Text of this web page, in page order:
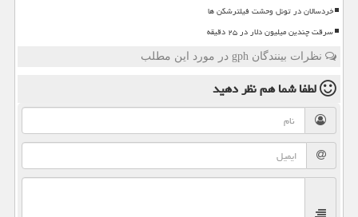
خردسالان در تونل وحشت فیلترشکن ها
سرقت چندین میلیون دلار در ۲۵ دقیقه
نظرات بینندگان gph در مورد این مطلب
لطفا شما همنظر دهید